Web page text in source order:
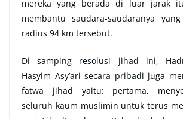
mereka yang berada di luar jarak
membantu saudara-saudaranya
radius 94 km tersebut.
Di samping resolusi jihad ini,
Hasyim Asy’ari secara pribadi juga
fatwa jihad yaitu: pertama,
seluruh kaum muslimin untuk terus